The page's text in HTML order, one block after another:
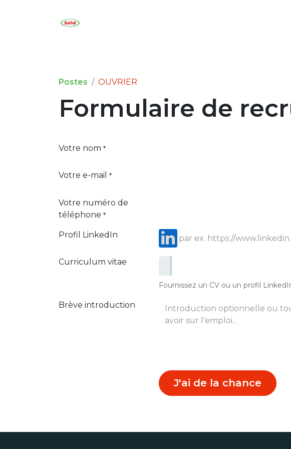
Postes OUVRIER
Formulaire de
Votre nom *
Votre e-mail *
Votre numéro de
téléphone *
Profil LinkedIn
Curriculum vitae
Fournissez un CV ou un profil
Brève introduction
J'ai de la chance